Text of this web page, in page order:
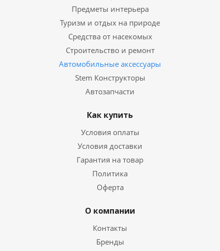
Предметы интерьера
Туризм и отдых на природе
Средства от насекомых
Строительство и ремонт
Автомобильные аксессуары
Stem Конструкторы
Автозапчасти
Как купить
Условия оплаты
Условия доставки
Гарантия на товар
Политика
Оферта
О компании
Контакты
Бренды